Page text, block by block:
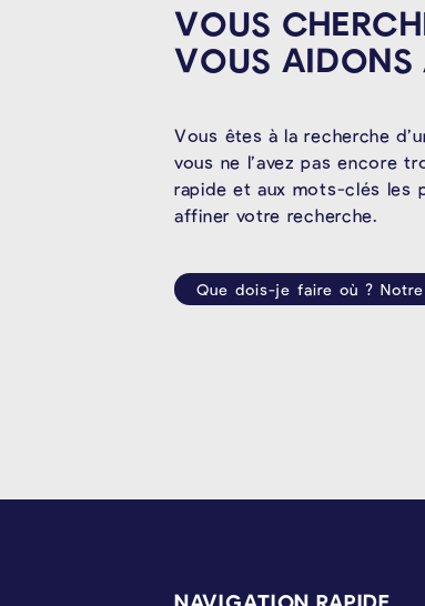
VOUS
VOUS AIDONS
Vous êtes à la recherche
vous ne l’avez pas encore
rapide et aux mots-clés les
affiner votre recherche.
Que dois-je faire où ?
NAVIGATION RAPIDE